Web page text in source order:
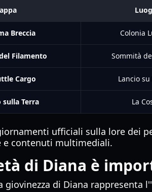
Breccia Colonia
Filamento Sommità
Cargo Lancio su
sulla Terra La
ufficiali sulla lore dei
e contenuti multimediali.
di Diana è
di Diana rappresenta